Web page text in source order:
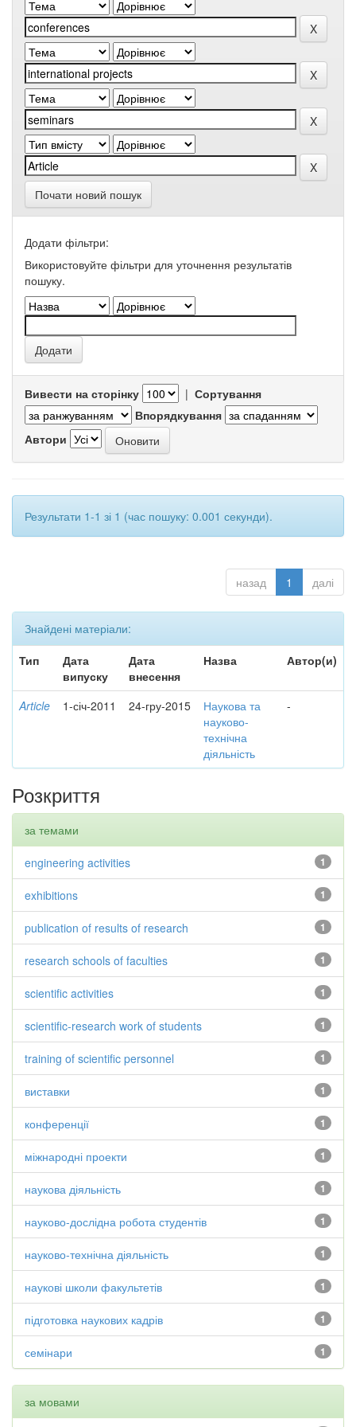
Почати новий пошук
Додати фільтри:
Використовуйте фільтри для уточнення результатів
пошуку.
Вивести на сторінку | Сортування
Впорядкування
Автори
Результати 1-1 зі 1 (час пошуку: 0.001 секунди).
назад 1 далі
Знайдені матеріали:
Тип
Дата
випуску
Дата
внесення
Назва Автор(и)
Article 1-січ-2011 24-гру-2015
Наукова та
науково-
технічна
діяльність
-
Розкриття
за темами
1
engineering activities
1
exhibitions
1
publication of results of research
1
research schools of faculties
1
scientific activities
1
scientific-research work of students
1
training of scientific personnel
1
виставки
1
конференції
1
міжнародні проекти
1
наукова діяльність
1
науково-дослідна робота студентів
1
науково-технічна діяльність
1
наукові школи факультетів
1
підготовка наукових кадрів
1
семінари
за мовами